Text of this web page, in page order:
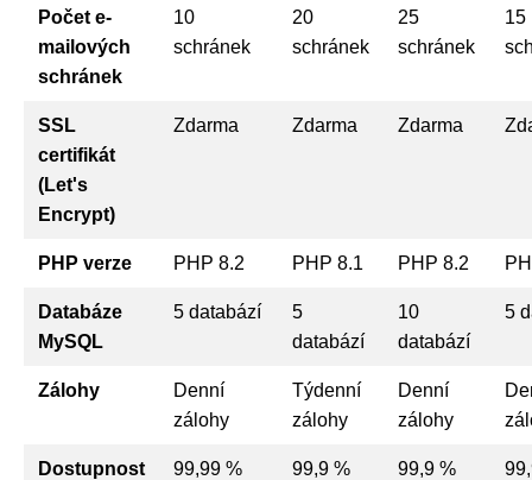
Počet e-
mailových
schránek
10
schránek
20
schránek
25
schránek
15
SSL
certifikát
(Let's
Encrypt)
Zdarma Zdarma Zdarma
PHP verze PHP 8.2 PHP 8.1 PHP 8.2
Databáze
MySQL
5 databází
5
databází
10
databází
5
Zálohy
Denní
zálohy
Týdenní
zálohy
Denní
zálohy
Dostupnost
99,99 % 99,9 % 99,9 %